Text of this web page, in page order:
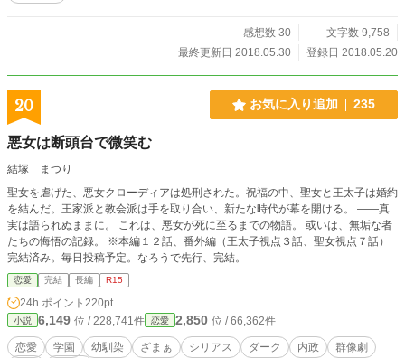
感想数 30
文字数 9,758
最終更新日 2018.05.30
登録日 2018.05.20
20 お気に入り追加 235
悪女は断頭台で微笑む
結塚 まつり
聖女を虐げた、悪女クローディアは処刑された。祝福の中、聖女と王太子は婚約
を結んだ。王家派と教会派は手を取り合い、新たな時代が幕を開ける。 ――真
実は語られぬままに。 これは、悪女が死に至るまでの物語。 或いは、無垢な者
たちの悔悟の記録。 ※本編１２話、番外編（王太子視点３話、聖女視点７話）
完結済み。毎日投稿予定。なろうで先行、完結。
恋愛 完結 長編 R15
24h.ポイント 220pt
小説 6,149 位 / 228,741件 恋愛 2,850 位 / 66,362件
恋愛 学園 幼馴染 ざまぁ シリアス ダーク 内政
群像劇